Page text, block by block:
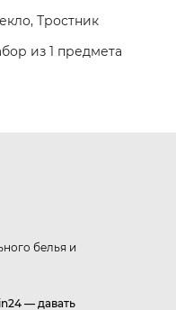
Тростник
из 1 предмета
белья и
— давать